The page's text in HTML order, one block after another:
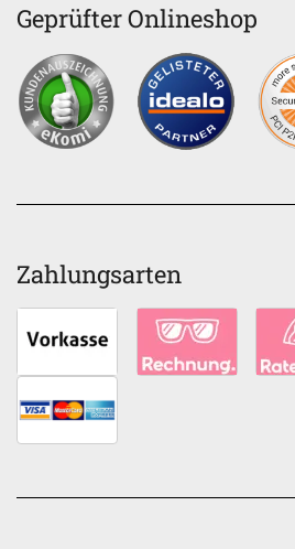
Geprüfter Onlineshop
Zahlungsarten